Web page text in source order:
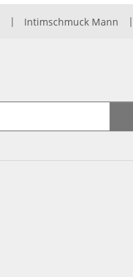
| Intimschmuck Mann |